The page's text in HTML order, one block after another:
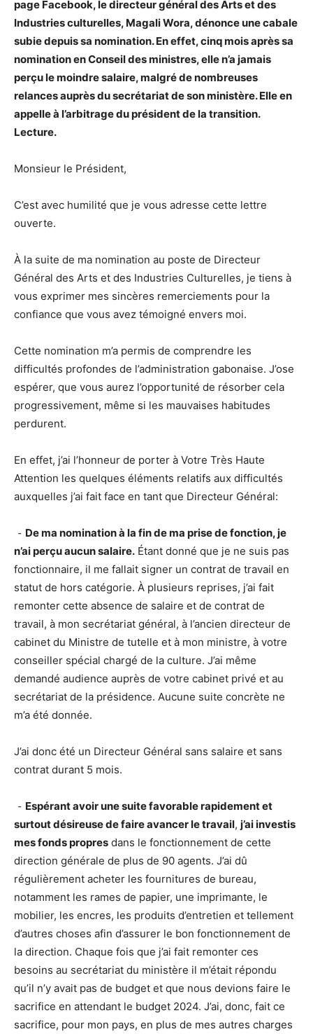
page Facebook, le directeur général des Arts et des
Industries culturelles, Magali Wora, dénonce une cabale
subie depuis sa nomination. En effet, cinq mois après sa
nomination en Conseil des ministres, elle n’a jamais
perçu le moindre salaire, malgré de nombreuses
relances auprès du secrétariat de son ministère. Elle en
appelle à l’arbitrage du président de la transition.
Lecture.
Monsieur le Président,
C’est avec humilité que je vous adresse cette lettre
ouverte.
À la suite de ma nomination au poste de Directeur
Général des Arts et des Industries Culturelles, je tiens à
vous exprimer mes sincères remerciements pour la
confiance que vous avez témoigné envers moi.
Cette nomination m’a permis de comprendre les
difficultés profondes de l’administration gabonaise. J’ose
espérer, que vous aurez l’opportunité de résorber cela
progressivement, même si les mauvaises habitudes
perdurent.
En effet, j’ai l’honneur de porter à Votre Très Haute
Attention les quelques éléments relatifs aux difficultés
auxquelles j’ai fait face en tant que Directeur Général:
⁃ De ma nomination à la fin de ma prise de fonction, je
n’ai perçu aucun salaire. Étant donné que je ne suis pas
fonctionnaire, il me fallait signer un contrat de travail en
statut de hors catégorie. À plusieurs reprises, j’ai fait
remonter cette absence de salaire et de contrat de
travail, à mon secrétariat général, à l’ancien directeur de
cabinet du Ministre de tutelle et à mon ministre, à votre
conseiller spécial chargé de la culture. J’ai même
demandé audience auprès de votre cabinet privé et au
secrétariat de la présidence. Aucune suite concrète ne
m’a été donnée.
J’ai donc été un Directeur Général sans salaire et sans
contrat durant 5 mois.
⁃ Espérant avoir une suite favorable rapidement et
surtout désireuse de faire avancer le travail, j’ai investis
mes fonds propres dans le fonctionnement de cette
direction générale de plus de 90 agents. J’ai dû
régulièrement acheter les fournitures de bureau,
notamment les rames de papier, une imprimante, le
mobilier, les encres, les produits d’entretien et tellement
d’autres choses afin d’assurer le bon fonctionnement de
la direction. Chaque fois que j’ai fait remonter ces
besoins au secrétariat du ministère il m’était répondu
qu’il n’y avait pas de budget et que nous devions faire le
sacrifice en attendant le budget 2024. J’ai, donc, fait ce
sacrifice, pour mon pays, en plus de mes autres charges